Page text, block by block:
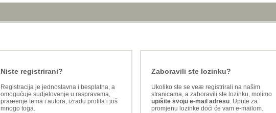
Niste registrirani?
Registracija je jednostavna i besplatna, a
omogućuje sudjelovanje u raspravama,
praæenje tema i autora, izradu profila i još
mnogo toga.
Zaboravili ste lozinku?
Ukoliko ste se veæ registrirali na našim
stranicama, a zaboravili ste lozinku, molimo
upišite svoju e-mail adresu. Upute za
promjenu lozinke doći će vam e-mailom.